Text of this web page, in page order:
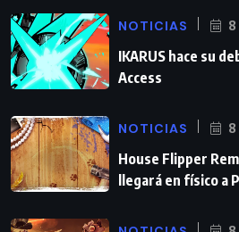
NOTICIAS 8
IKARUS hace su
Access
NOTICIAS 8
House Flipper
llegará en físico a